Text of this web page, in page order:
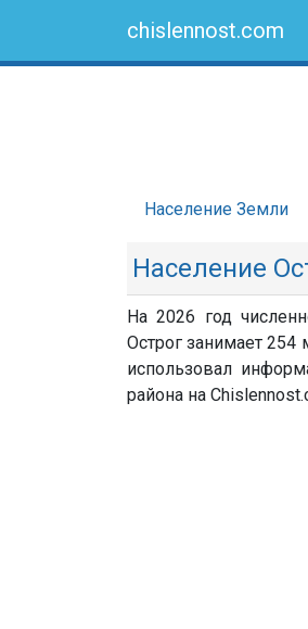
chislennost.com
Население Земли
Население
На 2026 год
Острог занимает 254
использовал
района на